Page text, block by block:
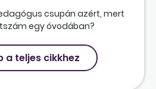
csupán azért, mert
egy óvodában?
a teljes cikkhez